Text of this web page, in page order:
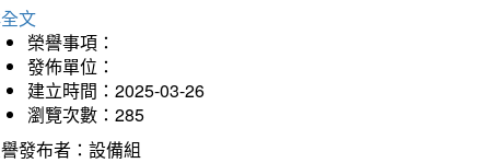
文
榮譽事項：
發佈單位：
建立時間：2025-03-26
瀏覽次數：285
發布者：設備組